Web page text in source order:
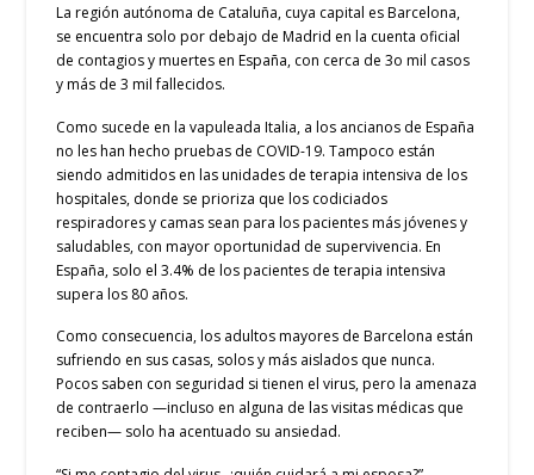
La región autónoma de Cataluña, cuya capital es Barcelona,
se encuentra solo por debajo de Madrid en la cuenta oficial
de contagios y muertes en España, con cerca de 3o mil casos
y más de 3 mil fallecidos.
Como sucede en la vapuleada Italia, a los ancianos de España
no les han hecho pruebas de COVID-19. Tampoco están
siendo admitidos en las unidades de terapia intensiva de los
hospitales, donde se prioriza que los codiciados
respiradores y camas sean para los pacientes más jóvenes y
saludables, con mayor oportunidad de supervivencia. En
España, solo el 3.4% de los pacientes de terapia intensiva
supera los 80 años.
Como consecuencia, los adultos mayores de Barcelona están
sufriendo en sus casas, solos y más aislados que nunca.
Pocos saben con seguridad si tienen el virus, pero la amenaza
de contraerlo —incluso en alguna de las visitas médicas que
reciben— solo ha acentuado su ansiedad.